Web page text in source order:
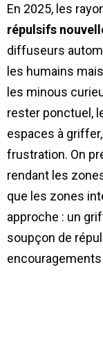
En 2025, les
répulsifs
diffuseurs
les humains
les minous
rester ponctuel,
espaces à
frustration. On
rendant les
que les zones
approche : un
soupçon de